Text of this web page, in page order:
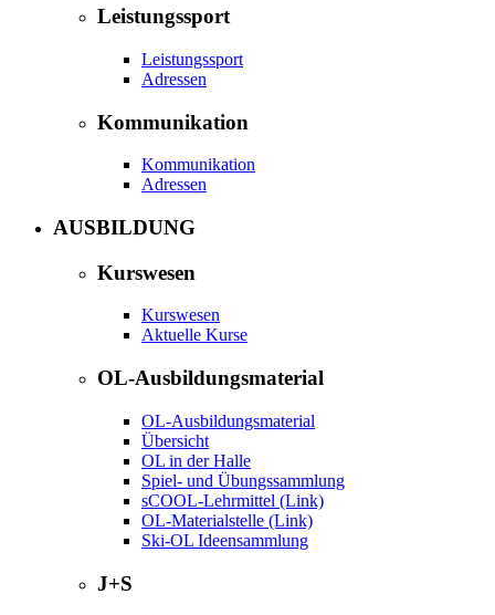
Leistungssport
Leistungssport
Adressen
Kommunikation
Kommunikation
Adressen
AUSBILDUNG
Kurswesen
Kurswesen
Aktuelle Kurse
OL-Ausbildungsmaterial
OL-Ausbildungsmaterial
Übersicht
OL in der Halle
Spiel- und Übungssammlung
sCOOL-Lehrmittel (Link)
OL-Materialstelle (Link)
Ski-OL Ideensammlung
J+S